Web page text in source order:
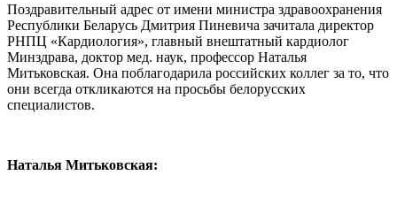
Поздравительный адрес от имени министра здравоохранения
Республики Беларусь Дмитрия Пиневича зачитала директор
РНПЦ «Кардиология», главный внештатный кардиолог
Минздрава, доктор мед. наук, профессор Наталья
Митьковская. Она поблагодарила российских коллег за то, что
они всегда откликаются на просьбы белорусских
специалистов.
Наталья Митьковская: